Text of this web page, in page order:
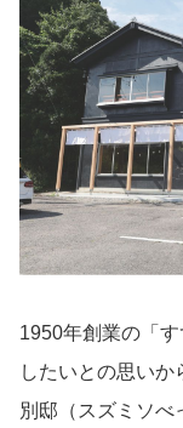
1950年創業の「
したいとの思い
別邸（スズミソべ